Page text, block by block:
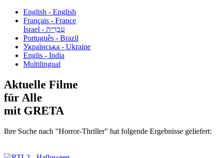
English - English
Français - France
עִבְרִית - Israel
Português - Brazil
Українська - Ukraine
Englis - India
Multilingual
Aktuelle Filme
für Alle
mit GRETA
Ihre Suche nach "Horror-Thriller" hat folgende Ergebnisse geliefert: